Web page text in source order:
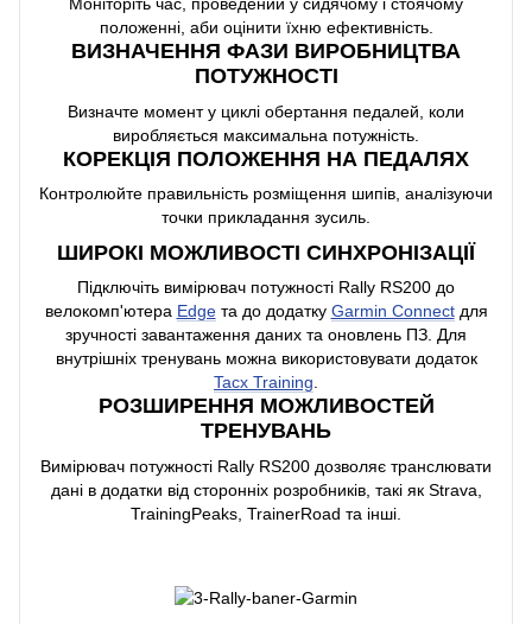
Моніторіть час, проведений у сидячому і стоячому
положенні, аби оцінити їхню ефективність.
ВИЗНАЧЕННЯ ФАЗИ ВИРОБНИЦТВА
ПОТУЖНОСТІ
Визначте момент у циклі обертання педалей, коли
виробляється максимальна потужність.
КОРЕКЦІЯ ПОЛОЖЕННЯ НА ПЕДАЛЯХ
Контролюйте правильність розміщення шипів, аналізуючи
точки прикладання зусиль.
ШИРОКІ МОЖЛИВОСТІ СИНХРОНІЗАЦІЇ
Підключіть вимірювач потужності Rally RS200 до
велокомп'ютера Edgeта до додатку Garmin Connectдля
зручності завантаження даних та оновлень ПЗ. Для
внутрішніх тренувань можна використовувати додаток
Tacx Training.
РОЗШИРЕННЯ МОЖЛИВОСТЕЙ
ТРЕНУВАНЬ
Вимірювач потужності Rally RS200 дозволяє транслювати
дані в додатки від сторонніх розробників, такі як Strava,
TrainingPeaks, TrainerRoad та інші.